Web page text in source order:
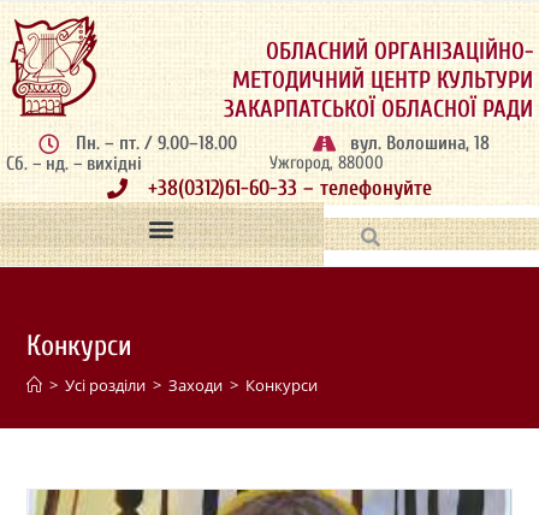
ОБЛАСНИЙ ОРГАНІЗАЦІЙНО-
МЕТОДИЧНИЙ ЦЕНТР КУЛЬТУРИ
ЗАКАРПАТСЬКОЇ ОБЛАСНОЇ РАДИ
Пн. – пт. / 9.00–18.00
Сб. – нд. – вихідні
вул. Волошина, 18
Ужгород, 88000
+38(0312)61-60-33 – телефонуйте
Конкурси
> Усі розділи > Заходи > Конкурси